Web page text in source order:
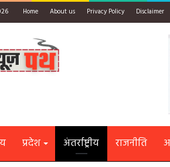
Home About us Privacy Policy Disclaimer
प्रदेश अंतर्राष्ट्रीय राजनीति